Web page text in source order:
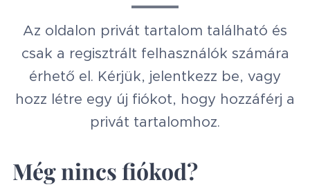
Az oldalon privát tartalom található és
csak a regisztrált felhasználók számára
érhető el. Kérjük, jelentkezz be, vagy
hozz létre egy új fiókot, hogy hozzáférj a
privát tartalomhoz.
Még nincs fiókod?